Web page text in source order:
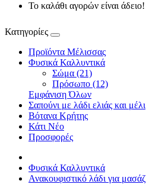
Το καλάθι αγορών είναι άδειο!
Κατηγορίες
Προϊόντα Μέλισσας
Φυσικά Καλλυντικά
Σώμα (21)
Πρόσωπο (12)
Εμφάνιση Όλων
Σαπούνι με λάδι ελιάς και μέλι
Βότανα Κρήτης
Κάτι Νέο
Προσφορές
Φυσικά Καλλυντικά
Ανακουφιστικό λάδι για μασάζ